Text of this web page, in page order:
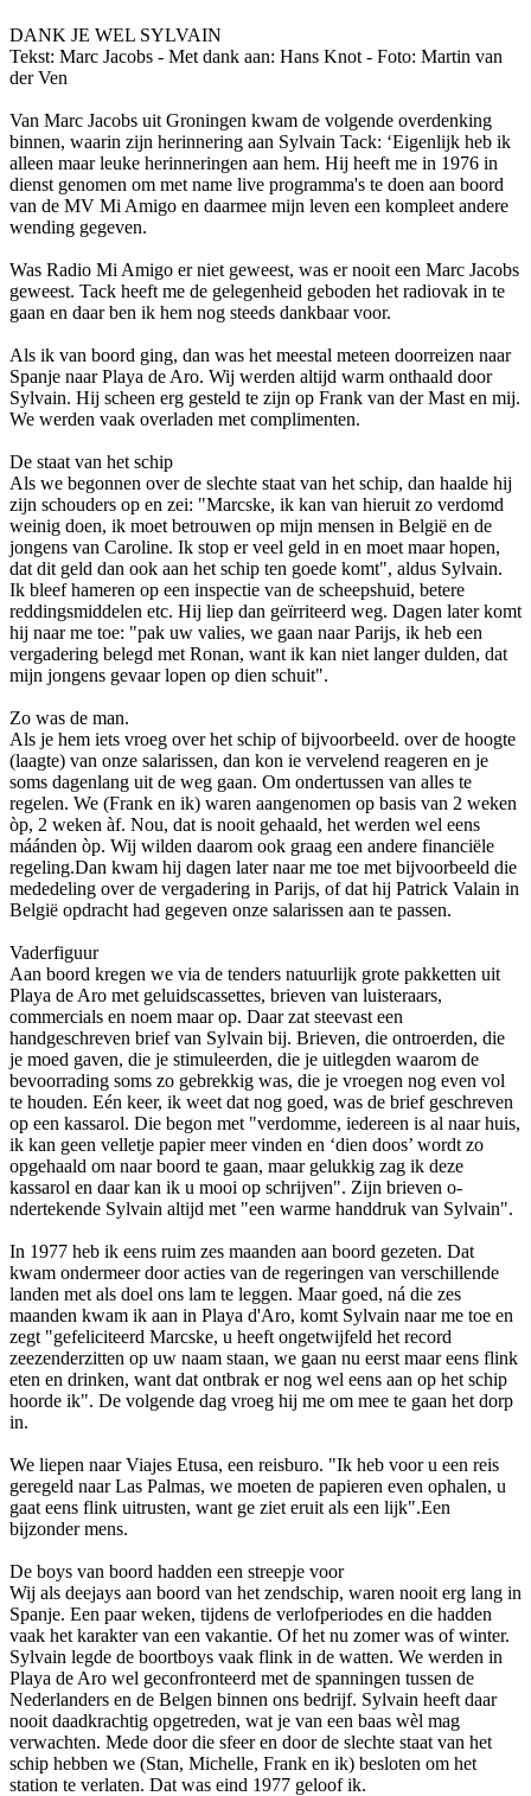
DANK JE WEL SYLVAIN
Tekst: Marc Jacobs - Met dank aan: Hans Knot - Foto: Martin van
der Ven
Van Marc Jacobs uit Groningen kwam de volgende overdenking
binnen, waarin zijn herinnering aan Sylvain Tack: ‘Eigenlijk heb ik
alleen maar leuke herinneringen aan hem. Hij heeft me in 1976 in
dienst genomen om met name live programma's te doen aan boord
van de MV Mi Amigo en daarmee mijn leven een kompleet andere
wending gegeven.
Was Radio Mi Amigo er niet geweest, was er nooit een Marc Jacobs
geweest. Tack heeft me de gelegenheid geboden het radiovak in te
gaan en daar ben ik hem nog steeds dankbaar voor.
Als ik van boord ging, dan was het meestal meteen doorreizen naar
Spanje naar Playa de Aro. Wij werden altijd warm o­nthaald door
Sylvain. Hij scheen erg gesteld te zijn op Frank van der Mast en mij.
We werden vaak overladen met complimenten.
De staat van het schip
Als we begonnen over de slechte staat van het schip, dan haalde hij
zijn schouders op en zei: "Marcske, ik kan van hieruit zo verdomd
weinig doen, ik moet betrouwen op mijn mensen in België en de
jongens van Caroline. Ik stop er veel geld in en moet maar hopen,
dat dit geld dan ook aan het schip ten goede komt", aldus Sylvain.
Ik bleef hameren op een inspectie van de scheepshuid, betere
reddingsmiddelen etc. Hij liep dan geïrriteerd weg. Dagen later komt
hij naar me toe: "pak uw valies, we gaan naar Parijs, ik heb een
vergadering belegd met Ronan, want ik kan niet langer dulden, dat
mijn jongens gevaar lopen op dien schuit".
Zo was de man.
Als je hem iets vroeg over het schip of bijvoorbeeld. over de hoogte
(laagte) van o­nze salarissen, dan kon ie vervelend reageren en je
soms dagenlang uit de weg gaan. Om o­ndertussen van alles te
regelen. We (Frank en ik) waren aangenomen op basis van 2 weken
òp, 2 weken àf. Nou, dat is nooit gehaald, het werden wel eens
máánden òp. Wij wilden daarom ook graag een andere financiële
regeling.Dan kwam hij dagen later naar me toe met bijvoorbeeld die
mededeling over de vergadering in Parijs, of dat hij Patrick Valain in
België opdracht had gegeven o­nze salarissen aan te passen.
Vaderfiguur
Aan boord kregen we via de tenders natuurlijk grote pakketten uit
Playa de Aro met geluidscassettes, brieven van luisteraars,
commercials en noem maar op. Daar zat steevast een
handgeschreven brief van Sylvain bij. Brieven, die o­ntroerden, die
je moed gaven, die je stimuleerden, die je uitlegden waarom de
bevoorrading soms zo gebrekkig was, die je vroegen nog even vol
te houden. Eén keer, ik weet dat nog goed, was de brief geschreven
op een kassarol. Die begon met "verdomme, iedereen is al naar huis,
ik kan geen velletje papier meer vinden en ‘dien doos’ wordt zo
opgehaald om naar boord te gaan, maar gelukkig zag ik deze
kassarol en daar kan ik u mooi op schrijven". Zijn brieven o­
ndertekende Sylvain altijd met "een warme handdruk van Sylvain".
In 1977 heb ik eens ruim zes maanden aan boord gezeten. Dat
kwam o­ndermeer door acties van de regeringen van verschillende
landen met als doel o­ns lam te leggen. Maar goed, ná die zes
maanden kwam ik aan in Playa d'Aro, komt Sylvain naar me toe en
zegt "gefeliciteerd Marcske, u heeft o­ngetwijfeld het record
zeezenderzitten op uw naam staan, we gaan nu eerst maar eens flink
eten en drinken, want dat o­ntbrak er nog wel eens aan op het schip
hoorde ik". De volgende dag vroeg hij me om mee te gaan het dorp
in.
We liepen naar Viajes Etusa, een reisburo. "Ik heb voor u een reis
geregeld naar Las Palmas, we moeten de papieren even ophalen, u
gaat eens flink uitrusten, want ge ziet eruit als een lijk".Een
bijzonder mens.
De boys van boord hadden een streepje voor
Wij als deejays aan boord van het zendschip, waren nooit erg lang in
Spanje. Een paar weken, tijdens de verlofperiodes en die hadden
vaak het karakter van een vakantie. Of het nu zomer was of winter.
Sylvain legde de boortboys vaak flink in de watten. We werden in
Playa de Aro wel geconfronteerd met de spanningen tussen de
Nederlanders en de Belgen binnen o­ns bedrijf. Sylvain heeft daar
nooit daadkrachtig opgetreden, wat je van een baas wèl mag
verwachten. Mede door die sfeer en door de slechte staat van het
schip hebben we (Stan, Michelle, Frank en ik) besloten om het
station te verlaten. Dat was eind 1977 geloof ik.